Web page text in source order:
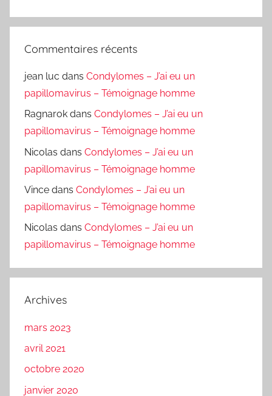
Commentaires récents
jean luc dans Condylomes – J’ai eu un
papillomavirus – Témoignage homme
Ragnarok dans Condylomes – J’ai eu un
papillomavirus – Témoignage homme
Nicolas dans Condylomes – J’ai eu un
papillomavirus – Témoignage homme
Vince dans Condylomes – J’ai eu un
papillomavirus – Témoignage homme
Nicolas dans Condylomes – J’ai eu un
papillomavirus – Témoignage homme
Archives
mars 2023
avril 2021
octobre 2020
janvier 2020